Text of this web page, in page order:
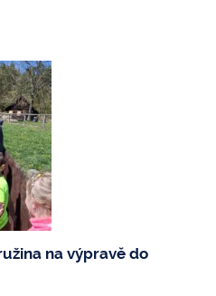
na výpravě do